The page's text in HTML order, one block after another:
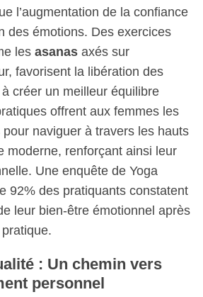
l’augmentation de la confiance
des émotions. Des exercices
les asanasaxés sur
favorisent la libération des
créer un meilleur équilibre
offrent aux femmes les
naviguer à travers les hauts
moderne, renforçant ainsi leur
Une enquête de Yoga
92% des pratiquants constatent
leur bien-être émotionnel après
: Un chemin vers
personnel